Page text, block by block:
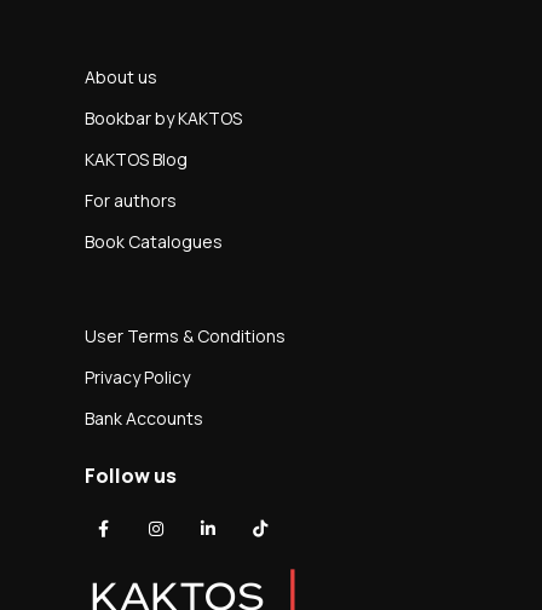
About us
Bookbar by KAKTOS
KAKTOS Blog
For authors
Book Catalogues
User Terms & Conditions
Privacy Policy
Bank Accounts
Follow us